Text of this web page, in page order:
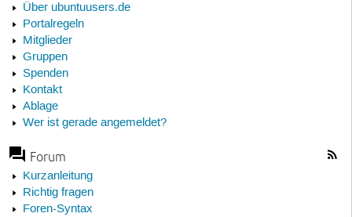
Über ubuntuusers.de
Portalregeln
Mitglieder
Gruppen
Spenden
Kontakt
Ablage
Wer ist gerade angemeldet?
Forum
Kurzanleitung
Richtig fragen
Foren-Syntax